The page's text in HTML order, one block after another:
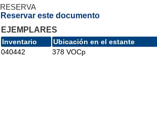
RESERVA
Reservar este documento
EJEMPLARES
Inventario Ubicación en el estante
040442
378 VOCp